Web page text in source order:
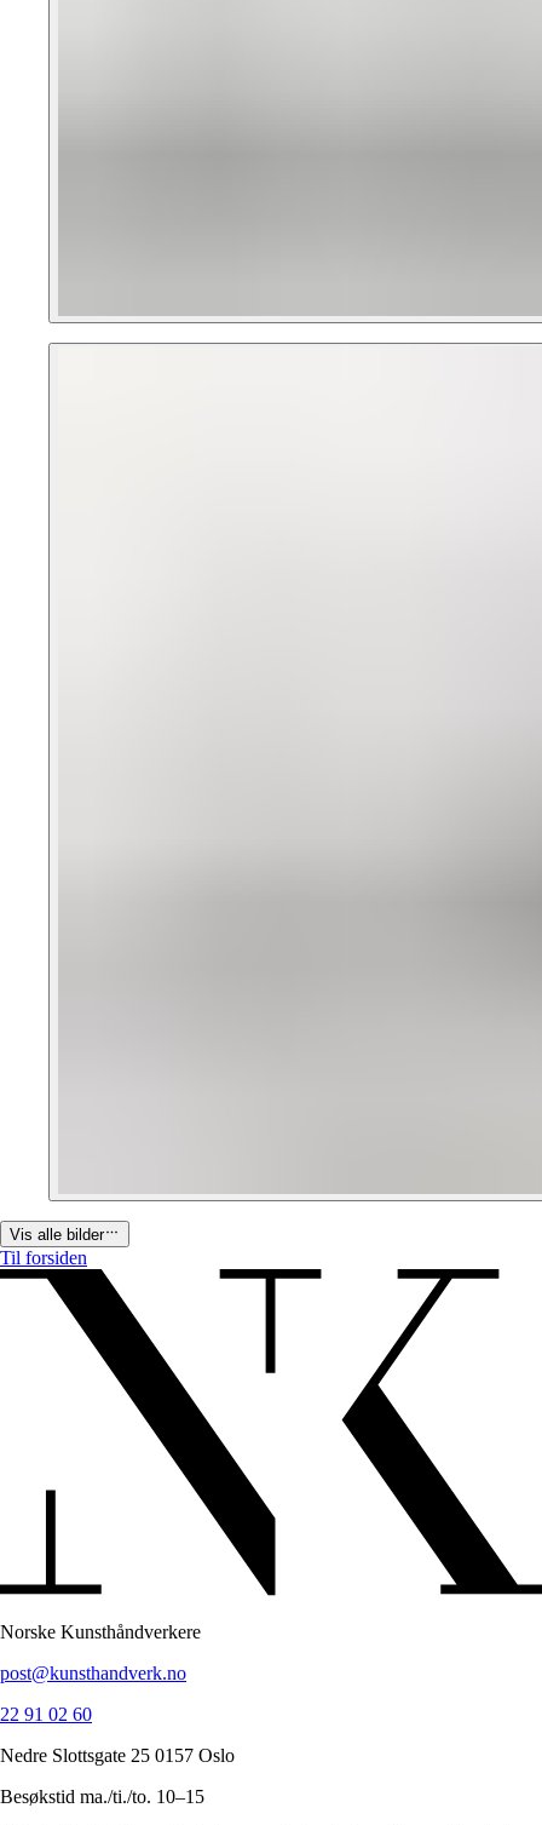
Vis alle bilder
Til forsiden
Norske Kunsthåndverkere
post@kunsthandverk.no
22 91 02 60
Nedre Slottsgate 25 0157 Oslo
Besøkstid ma./ti./to. 10–15